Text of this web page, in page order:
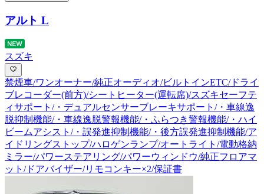
アルト L
スズキ
禁煙車/ワンオーナー/純正オーディオ/ビルトインETC/ドライ
ブレコーダー(前方)/シートヒーター(運転席)/スズキセーフテ
ィサポート/・デュアルセンサーブレーキサポート/・車線逸
脱抑制機能/・車線逸脱警報機能/・ふらつき警報機能/・ハイ
ビームアシスト/・誤発進抑制機能/・後方誤発進抑制機能/ア
イドリングストップ/ハロゲンランプ/オートライト/電動格納
ミラー/パワーステアリング/パワーウィンドウ/純正フロアマ
ット/ドアバイザー/リモコンキー×2/保証書